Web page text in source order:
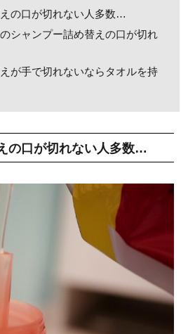
の口が切れない人多数…
シャンプー詰め替えの口が切れ
が手で切れないならタオルを持
の口が切れない人多数…